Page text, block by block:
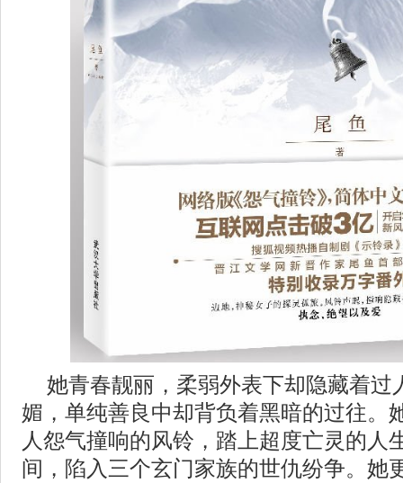
她青春靓丽，柔弱外表下却隐藏着过
媚，单纯善良中却背负着黑暗的过往。
人怨气撞响的风铃，踏上超度亡灵的人
间，陷入三个玄门家族的世仇纷争。她